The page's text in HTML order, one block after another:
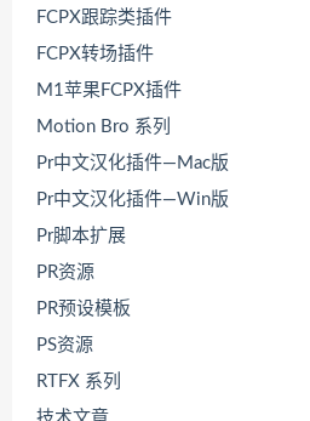
FCPX跟踪类插件
FCPX转场插件
M1苹果FCPX插件
Motion Bro 系列
Pr中文汉化插件—Mac版
Pr中文汉化插件—Win版
Pr脚本扩展
PR资源
PR预设模板
PS资源
RTFX 系列